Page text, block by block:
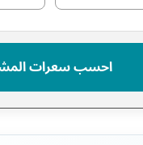
احسب سعرات